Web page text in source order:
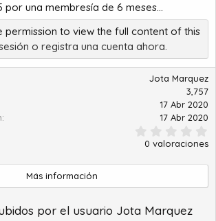
o
n
d
a
t
una membresía de 6 meses...
permission to view the full content of this
o registra una cuenta ahora.
Jota Marquez
3,757
17 Abr 2020
17 Abr 2020
.
0
0 valoraciones
Más información
por el usuario Jota Marquez